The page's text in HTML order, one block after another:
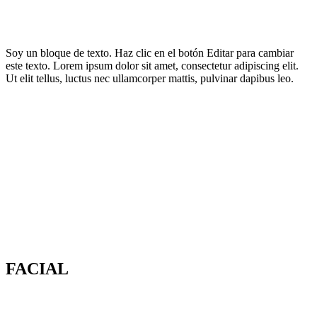
Soy un bloque de texto. Haz clic en el botón Editar para cambiar
este texto. Lorem ipsum dolor sit amet, consectetur adipiscing elit.
Ut elit tellus, luctus nec ullamcorper mattis, pulvinar dapibus leo.
FACIAL